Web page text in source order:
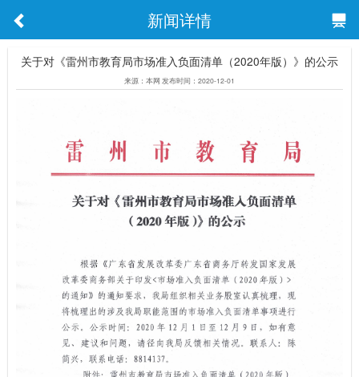
新闻详情
关于对《雷州市教育局市场准入负面清单（2020年版）》的公示
来源：本网 发布时间：2020-12-01